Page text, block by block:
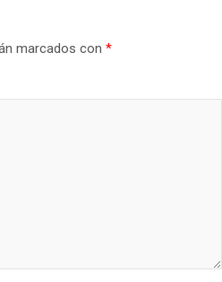
marcados con *